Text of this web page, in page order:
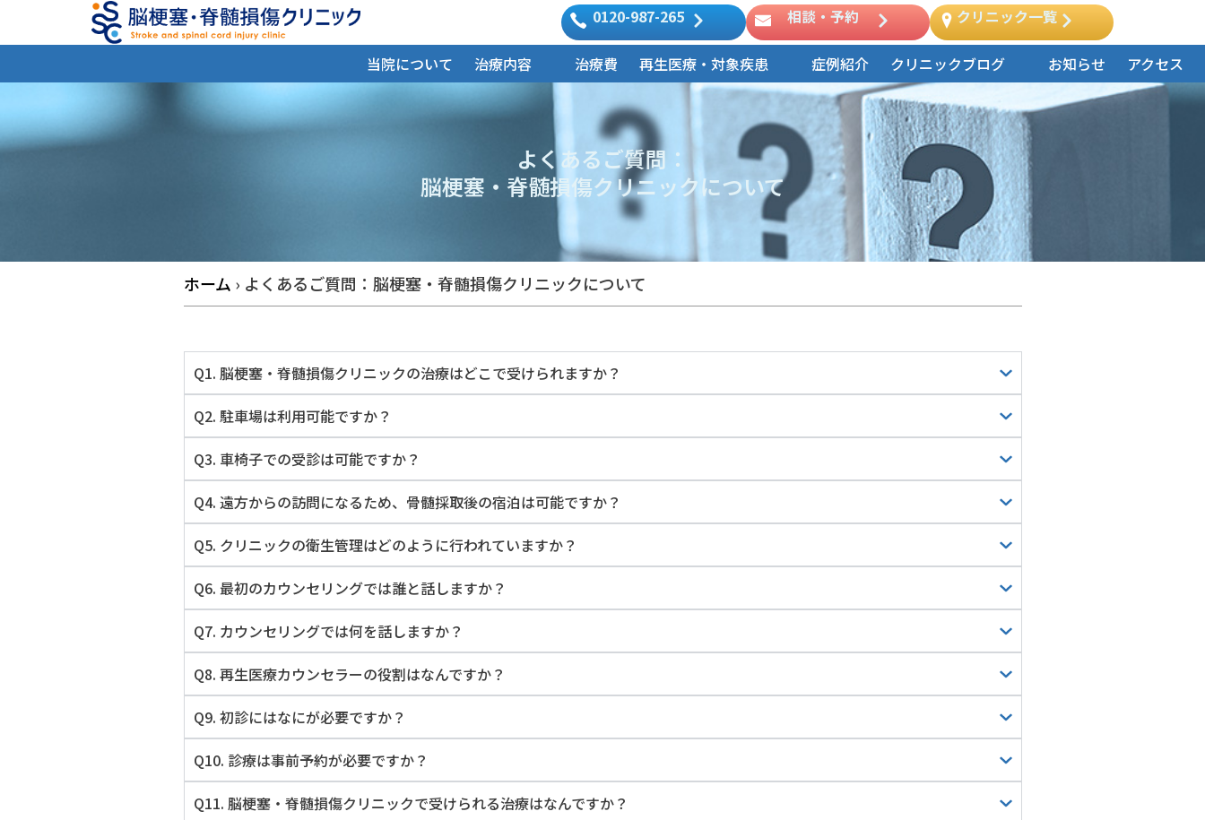
ス
ッ
0120-987-265 相談・予約 クリニック一覧
当院について 治療内容 治療費 再生医療・対象疾患 症例紹介 クリニックブログ お知らせ アクセス
よくあるご質問：
脳梗塞・脊髄損傷クリニックについて
ホーム › よくあるご質問：脳梗塞・脊髄損傷クリニックについて
Q1. 脳梗塞・脊髄損傷クリニックの治療はどこで受けられますか？
Q2. 駐車場は利用可能ですか？
Q3. 車椅子での受診は可能ですか？
Q4. 遠方からの訪問になるため、骨髄採取後の宿泊は可能ですか？
Q5. クリニックの衛生管理はどのように行われていますか？
Q6. 最初のカウンセリングでは誰と話しますか？
Q7. カウンセリングでは何を話しますか？
Q8. 再生医療カウンセラーの役割はなんですか？
Q9. 初診にはなにが必要ですか？
Q10. 診療は事前予約が必要ですか？
Q11. 脳梗塞・脊髄損傷クリニックで受けられる治療はなんですか？